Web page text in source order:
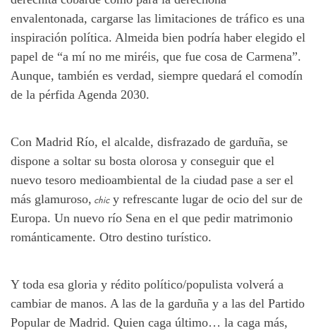
envalentonada, cargarse las limitaciones de tráfico es una
inspiración política. Almeida bien podría haber elegido el
papel de “a mí no me miréis, que fue cosa de Carmena”.
Aunque, también es verdad, siempre quedará el comodín
de la pérfida Agenda 2030.
Con Madrid Río, el alcalde, disfrazado de garduña, se
dispone a soltar su bosta olorosa y conseguir que el
nuevo tesoro medioambiental de la ciudad pase a ser el
más glamuroso, chicy refrescante lugar de ocio del sur de
Europa. Un nuevo río Sena en el que pedir matrimonio
románticamente. Otro destino turístico.
Y toda esa gloria y rédito político/populista volverá a
cambiar de manos. A las de la garduña y a las del Partido
Popular de Madrid. Quien caga último… la caga más,